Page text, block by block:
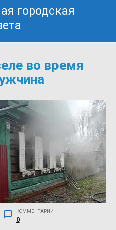
городская
во время
КОММЕНТАРИИ
0